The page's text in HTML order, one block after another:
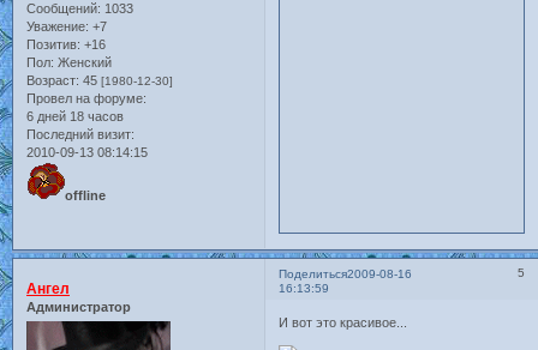
Сообщений: 1033
Уважение: +7
Позитив: +16
Пол: Женский
Возраст: 45 [1980-12-30]
Провел на форуме:
6 дней 18 часов
Последний визит:
2010-09-13 08:14:15
offline
Поделиться 5
2009-08-16
16:13:59
Ангел
Администратор
И вот это красивое...